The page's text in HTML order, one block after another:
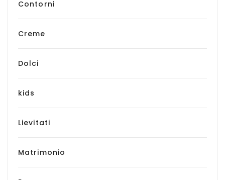
Contorni
Creme
Dolci
kids
Lievitati
Matrimonio